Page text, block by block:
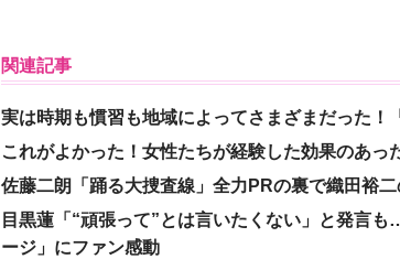
関連記事
実は時期も慣習も地域によってさまざまだった！
これがよかった！女性たちが経験した効果のあっ
佐藤二朗「踊る大捜査線」全力PRの裏で織田裕
目黒蓮「“頑張って”とは言いたくない」と発言
ージ」にファン感動